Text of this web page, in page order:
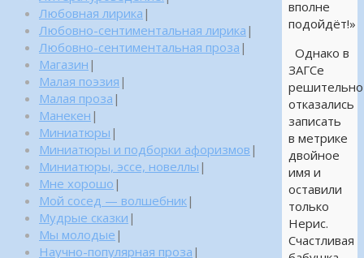
вполне
подойдёт!»
Однако в
ЗАГСе
решительно
отказались
записать
в метрике
двойное
имя и
оставили
только
Нерис.
Счастливая
Любовная лирика |
Любовно-сентиментальная лирика |
Любовно-сентиментальная проза |
Магазин |
Малая поэзия |
Малая проза |
Манекен |
Миниатюры |
Миниатюры и подборки афоризмов |
Миниатюры, эссе, новеллы |
Мне хорошо |
Мой сосед — волшебник|
Мудрые сказки |
Мы молодые |
Научно-популярная проза |